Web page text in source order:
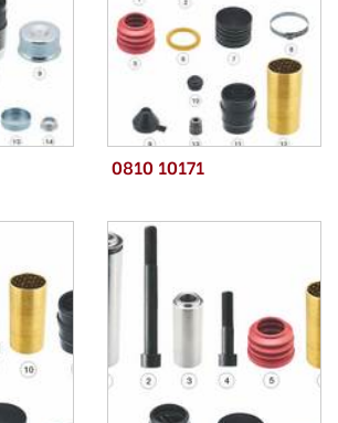
0810 10171